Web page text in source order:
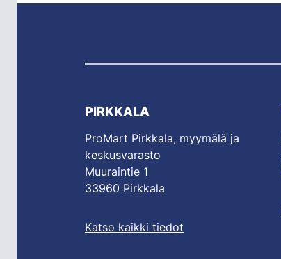
PIRKKALA
ProMart Pirkkala, myymälä ja
keskusvarasto
Muuraintie 1
33960 Pirkkala
Katso kaikki tiedot